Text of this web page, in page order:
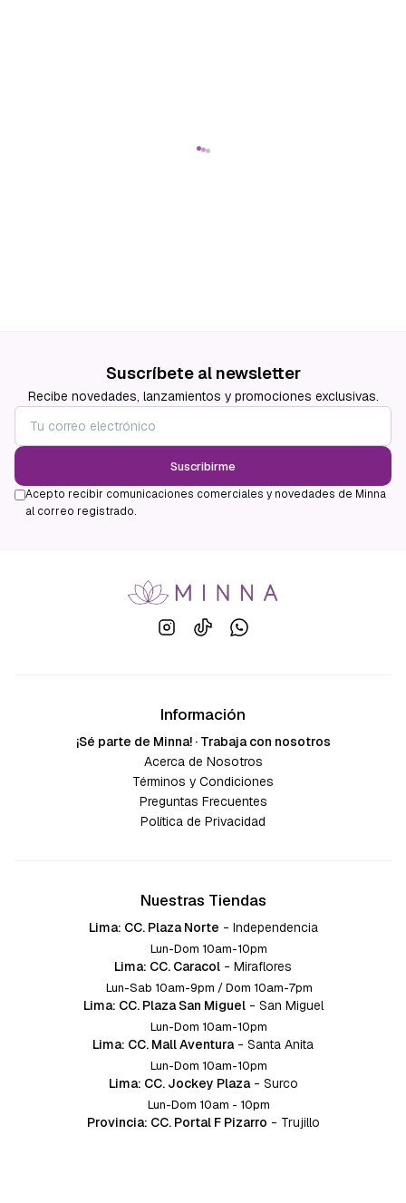
Suscríbete al newsletter
Recibe novedades, lanzamientos y promociones exclusivas.
Suscribirme
Acepto recibir comunicaciones comerciales y novedades de Minna
al correo registrado.
Información
¡Sé parte de Minna! · Trabaja con nosotros
Acerca de Nosotros
Términos y Condiciones
Preguntas Frecuentes
Política de Privacidad
Nuestras Tiendas
Lima: CC. Plaza Norte - Independencia
Lun-Dom 10am-10pm
Lima: CC. Caracol - Miraflores
Lun-Sab 10am-9pm / Dom 10am-7pm
Lima: CC. Plaza San Miguel - San Miguel
Lun-Dom 10am-10pm
Lima: CC. Mall Aventura - Santa Anita
Lun-Dom 10am-10pm
Lima: CC. Jockey Plaza - Surco
Lun-Dom 10am - 10pm
Provincia: CC. Portal F Pizarro - Trujillo